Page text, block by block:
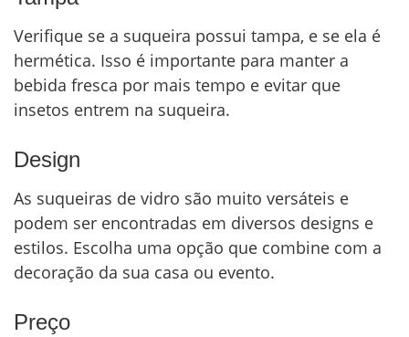
Verifique se a suqueira possui tampa, e se ela é
hermética. Isso é importante para manter a
bebida fresca por mais tempo e evitar que
insetos entrem na suqueira.
Design
As suqueiras de vidro são muito versáteis e
podem ser encontradas em diversos designs e
estilos. Escolha uma opção que combine com a
decoração da sua casa ou evento.
Preço